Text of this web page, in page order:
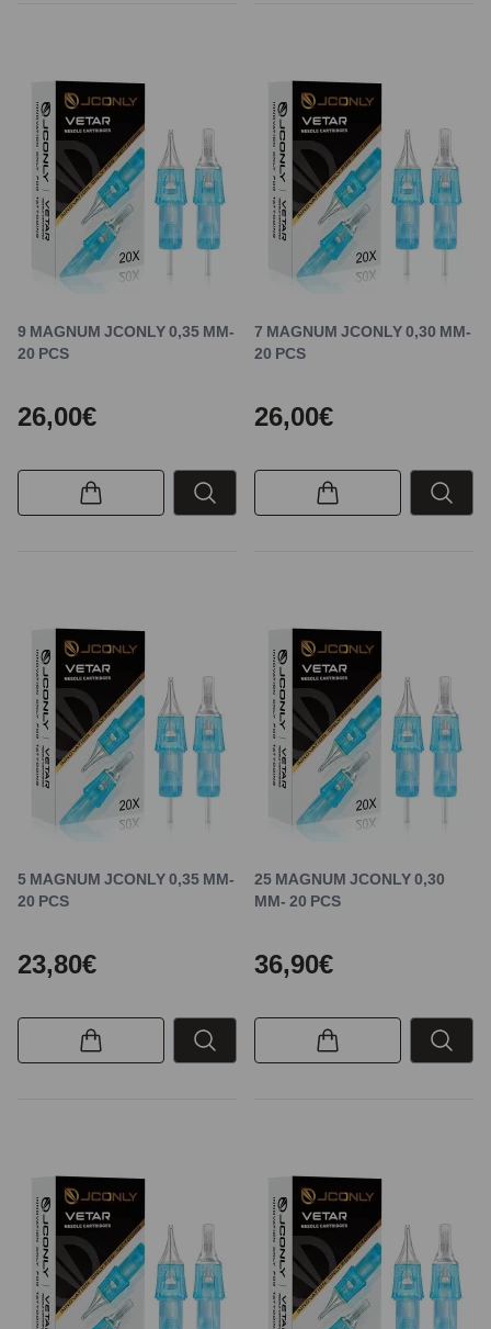
9 MAGNUM JCONLY 0,35 MM-
20 PCS
26,00€
7 MAGNUM JCONLY 0,30 MM-
20 PCS
26,00€
5 MAGNUM JCONLY 0,35 MM-
20 PCS
23,80€
25 MAGNUM JCONLY 0,30
MM- 20 PCS
36,90€